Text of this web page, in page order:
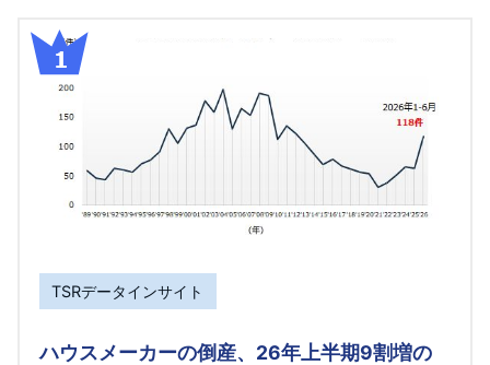
TSRデータインサイト
ハウスメーカーの倒産、26年上半期9割増の